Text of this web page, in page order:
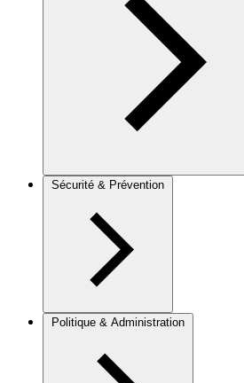
Sécurité & Prévention
Politique & Administration